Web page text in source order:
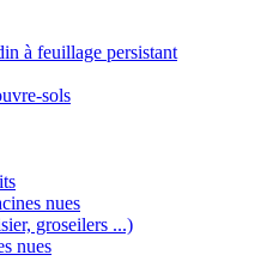
à feuillage persistant
sols
nues
groseilers ...)
nues